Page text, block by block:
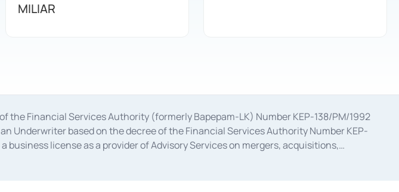
MILIAR
the Financial Services Authority (formerly Bapepam-LK) Number KEP-138/PM/1992
Underwriter based on the decree of the Financial Services Authority Number KEP-
business license as a provider of Advisory Services on mergers, acquisitions,
S-67/PM.21/2014 dated February 28, 2014, a business license as a provider of